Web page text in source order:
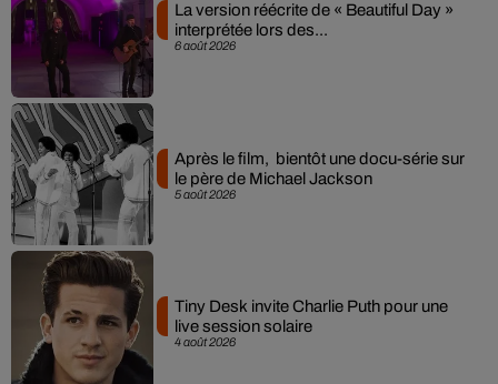
6 août 2026
La version réécrite de « Beautiful Day »
interprétée lors des...
5 août 2026
Après le film, bientôt une docu-série sur
le père de Michael Jackson
4 août 2026
Tiny Desk invite Charlie Puth pour une
live session solaire